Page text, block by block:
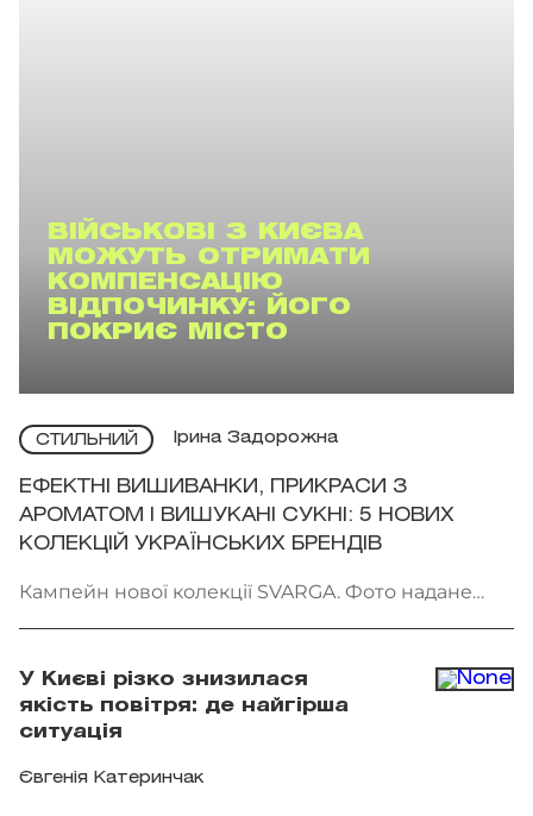
ВІЙСЬКОВІ З КИЄВА
МОЖУТЬ ОТРИМАТИ
КОМПЕНСАЦІЮ
ВІДПОЧИНКУ: ЙОГО
ПОКРИЄ МІСТО
СТИЛЬНИЙ Ірина Задорожна
ЕФЕКТНІ ВИШИВАНКИ, ПРИКРАСИ З
АРОМАТОМ І ВИШУКАНІ СУКНІ: 5 НОВИХ
КОЛЕКЦІЙ УКРАЇНСЬКИХ БРЕНДІВ
Кампейн нової колекції SVARGA. Фото надане
У Києві різко знизилася
якість повітря: де найгірша
ситуація
Євгенія Катеринчак